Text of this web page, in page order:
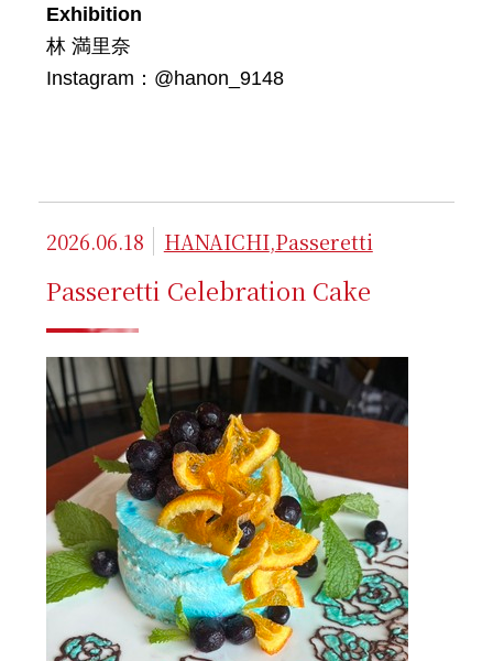
Exhibition
林 満里奈
Instagram：@hanon_9148
2026.06.18 HANAICHI,Passeretti
Passeretti Celebration Cake